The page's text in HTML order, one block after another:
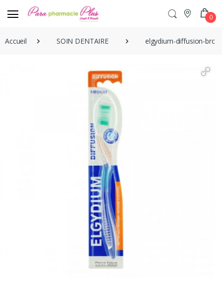
0
Accueil SOIN DENTAIRE elgydium-diffusion-